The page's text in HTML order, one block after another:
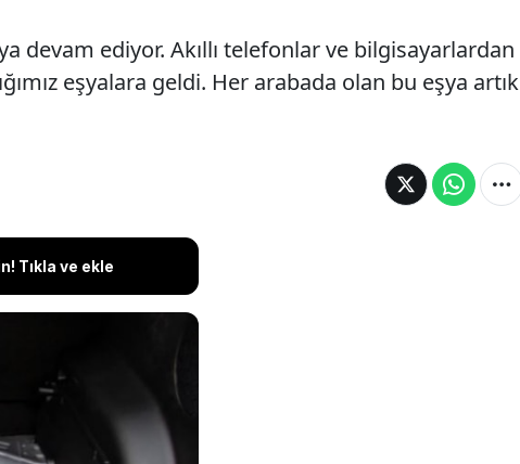
devam ediyor. Akıllı telefonlar ve bilgisayarlardan
eşyalara geldi. Her arabada olan bu eşya artık
Tıkla ve ekle